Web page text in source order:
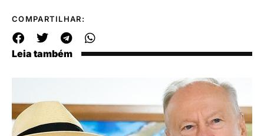
COMPARTILHAR:
Leia também